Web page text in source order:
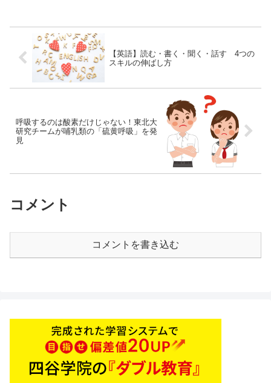
【英語】読む・書く・聞く・話す 4つの
スキルの伸ばし方
呼吸するのは酸素だけじゃない！東北大
研究チームが哺乳類の「硫黄呼吸」を発
見
コメント
コメントを書き込む